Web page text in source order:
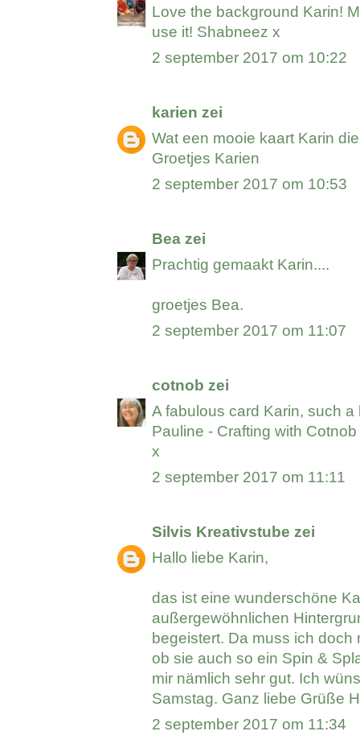
Love the background Karin!
use it! Shabneez x
2 september 2017 om 10:22
karien zei
Wat een mooie kaart Karin
Groetjes Karien
2 september 2017 om 10:53
Bea zei
Prachtig gemaakt Karin....
groetjes Bea.
2 september 2017 om 11:07
cotnob zei
A fabulous card Karin, such
Pauline - Crafting with Cotnob
x
2 september 2017 om 11:11
Silvis Kreativstube zei
Hallo liebe Karin,
das ist eine wunderschöne
außergewöhnlichen
begeistert. Da muss ich
ob sie auch so ein Spin &
mir nämlich sehr gut. Ich
Samstag. Ganz liebe Grüße
2 september 2017 om 11:34